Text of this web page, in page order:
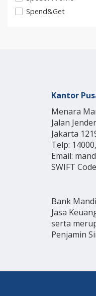
Spend&Get
Kantor
Menara
Jalan
Jakarta
Telp:
Email:
SWIFT
Bank
Jasa
serta
Penjamin